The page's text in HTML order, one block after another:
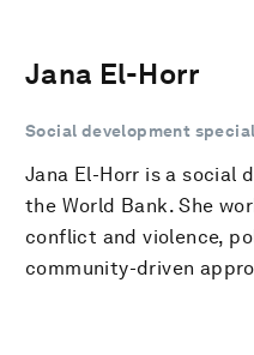
Jana El-Horr
Social development
Jana El-Horr is a social
the World Bank. She
conflict and violence,
community-driven